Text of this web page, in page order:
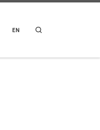
EN